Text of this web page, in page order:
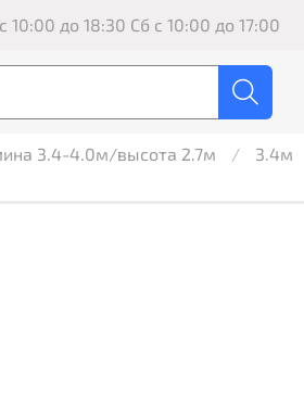
10:00 до 18:30 Сб с 10:00 до 17:00
3.4-4.0м/высота 2.7м
3.4м